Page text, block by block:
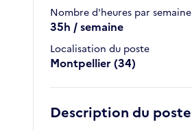
Nombre d'heures par semaine
35h / semaine
Localisation du poste
Montpellier (34)
Description du poste